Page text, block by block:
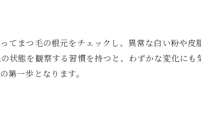
ニ対策ケア
直すポイント
メイクの工夫
識
てまつ毛の根元をチェックし、異常な白い粉や皮
状態を観察する習慣を持つと、わずかな変化にも
第一歩となります。